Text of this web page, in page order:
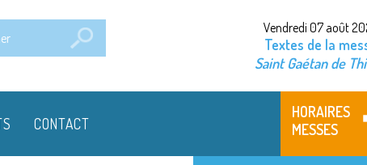
Vendredi 07 août
Textes de la
Saint Gaétan de
HORAIRES
MESSES
CONTACT